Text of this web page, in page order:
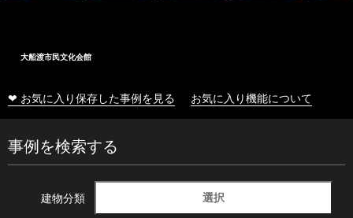
大船渡市民文化会館
❤ お気に入り保存した事例を見る お気に入り機能について
事例を検索する
建物分類 選択